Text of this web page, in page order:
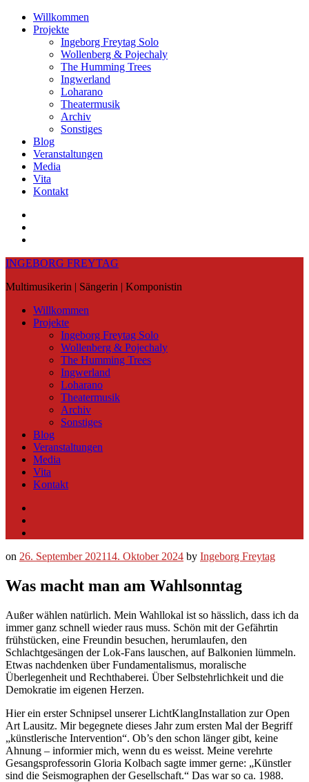
Skip
Willkommen
Projekte
Ingeborg Freytag Solo
Wollenberg & Pojechaly
The Humming Trees
Ingwerland
Loharano
Theatermusik
Archiv
Sonstiges
Blog
Veranstaltungen
Media
Vita
Kontakt
INGEBORG FREYTAG
Multimusikerin | Sängerin | Komponistin
Willkommen
Projekte
Ingeborg Freytag Solo
Wollenberg & Pojechaly
The Humming Trees
Ingwerland
Loharano
Theatermusik
Archiv
Sonstiges
Blog
Veranstaltungen
Media
Vita
Kontakt
on 26. September 202114. Oktober 2024 by Ingeborg Freytag
Was macht man am Wahlsonntag
Außer wählen natürlich. Mein Wahllokal ist so hässlich, dass ich da
immer ganz schnell wieder raus muss. Schön mit der Gefährtin
frühstücken, eine Freundin besuchen, herumlaufen, den
Schlachtgesängen der Lok-Fans lauschen, auf Balkonien lümmeln.
Etwas nachdenken über Fundamentalismus, moralische
Überlegenheit und Rechthaberei. Über Selbstehrlichkeit und die
Demokratie im eigenen Herzen.
Hier ein erster Schnipsel unserer LichtKlangInstallation zur Open
Art Lausitz. Mir begegnete dieses Jahr zum ersten Mal der Begriff
„künstlerische Intervention“. Ob’s den schon länger gibt, keine
Ahnung – informier mich, wenn du es weisst. Meine verehrte
Gesangsprofessorin Gloria Kolbach sagte immer gerne: „Künstler
sind die Seismographen der Gesellschaft.“ Das war so ca. 1988.